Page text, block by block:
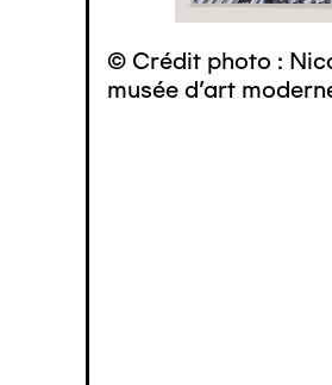
© Crédit photo :
musée d’art